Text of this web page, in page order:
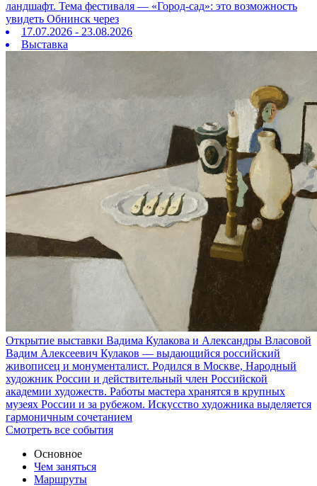
ландшафт. Тема фестиваля — «Город‑сад»: это возможность
увидеть Обнинск через
17.07.2026 - 23.08.2026
Выставка
Открытие выставки Вадима Кулакова и Александры Власовой
Вадим Алексеевич Кулаков — выдающийся российский
живописец и монументалист. Родился в Москве, Народный
художник России и действительный член Российской
академии художеств. Работы мастера хранятся в крупных
музеях России и за рубежом. Искусство художника выделяется
гармоничным сочетанием
Смотреть все события
Основное
Чем заняться
Маршруты